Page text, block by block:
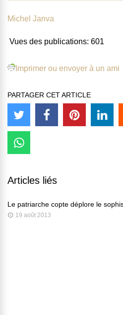
Michel Janva
Vues des publications: 601
Imprimer ou envoyer à un ami
PARTAGER CET ARTICLE
Articles liés
Le patriarche copte déplore le
19 août 2013